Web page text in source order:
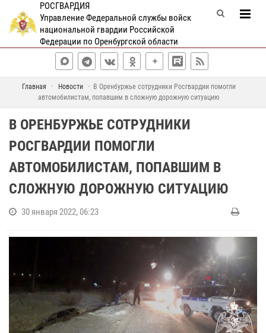
РОСГВАРДИЯ
Управление Федеральной службы войск
национальной гвардии Российской
Федерации по Оренбургской области
Главная Новости
В Оренбуржье сотрудники Росгвардии помогли
автомобилистам, попавшим в сложную дорожную ситуацию
В ОРЕНБУРЖЬЕ СОТРУДНИКИ
РОСГВАРДИИ ПОМОГЛИ
АВТОМОБИЛИСТАМ, ПОПАВШИМ В
СЛОЖНУЮ ДОРОЖНУЮ СИТУАЦИЮ
30 января 2022, 06:23